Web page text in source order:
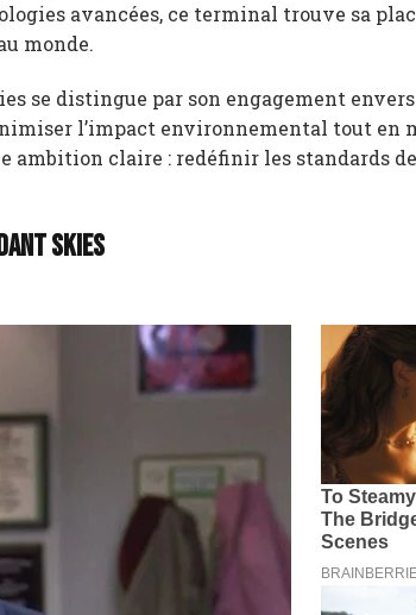
avancées, ce terminal trouve sa
monde.
se distingue par son engagement
l’impact environnemental tout en
ambition claire : redéfinir les standards
Skies